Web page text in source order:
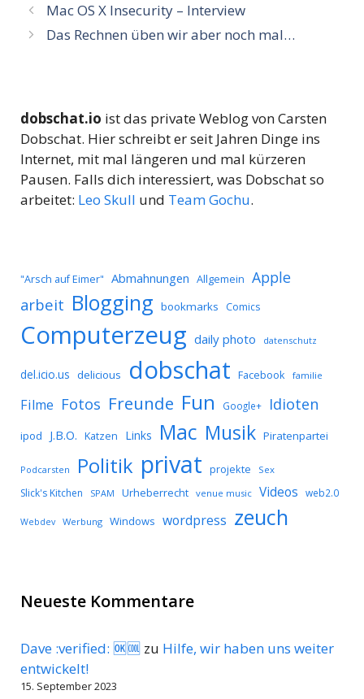
Mac OS X Insecurity – Interview
Das Rechnen üben wir aber noch mal…
dobschat.io ist das private Weblog von Carsten
Dobschat. Hier schreibt er seit Jahren Dinge ins
Internet, mit mal längeren und mal kürzeren
Pausen. Falls dich interessiert, was Dobschat so
arbeitet: Leo Skull und Team Gochu.
"Arsch auf Eimer" Abmahnungen Allgemein Apple
arbeit Blogging bookmarks Comics
Computerzeug daily photo datenschutz
del.icio.us delicious dobschat Facebook familie
Filme Fotos Freunde Fun Google+ Idioten
ipod J.B.O. Katzen Links Mac Musik Piratenpartei
Podcarsten Politik privat projekte Sex
Slick's Kitchen SPAM Urheberrecht venue music Videos web2.0
Webdev Werbung Windows wordpress zeuch
Neueste Kommentare
Dave :verified: 🆗🆒 zu Hilfe, wir haben uns weiter
entwickelt!
15. September 2023